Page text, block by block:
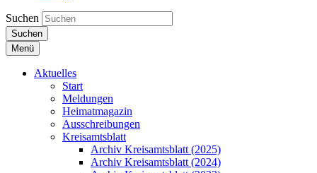
Suchen
Suchen
Menü
Aktuelles
Start
Meldungen
Heimatmagazin
Ausschreibungen
Kreisamtsblatt
Archiv Kreisamtsblatt (2025)
Archiv Kreisamtsblatt (2024)